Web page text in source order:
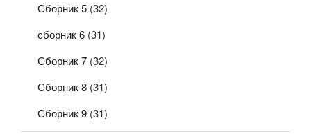
Сборник 5 (32)
сборник 6 (31)
Сборник 7 (32)
Сборник 8 (31)
Сборник 9 (31)